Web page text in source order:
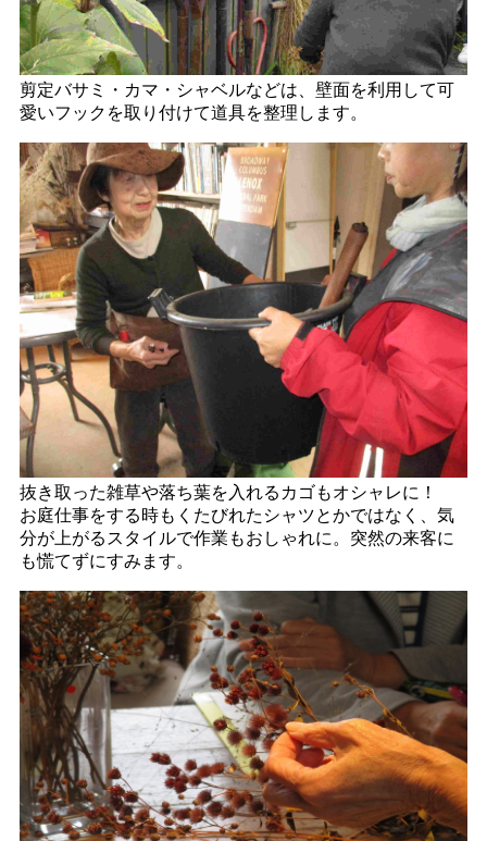
剪定バサミ・カマ・シャベルなどは、壁面を利用して可
愛いフックを取り付けて道具を整理します。
抜き取った雑草や落ち葉を入れるカゴもオシャレに！
お庭仕事をする時もくたびれたシャツとかではなく、気
分が上がるスタイルで作業もおしゃれに。突然の来客に
も慌てずにすみます。